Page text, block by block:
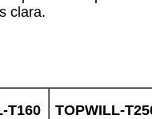
clara.
T160 TOPWILL-T